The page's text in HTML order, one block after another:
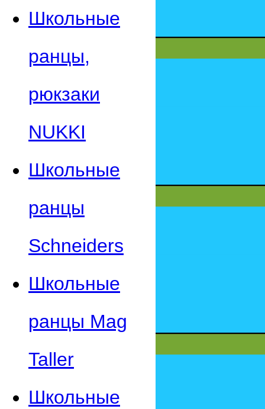
Школьные
ранцы,
рюкзаки
NUKKI
Школьные
ранцы
Schneiders
Школьные
ранцы Mag
Taller
Школьные